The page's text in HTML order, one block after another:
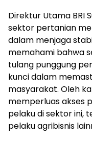
Direktur Utama BRI
sektor pertanian
dalam menjaga
memahami bahwa
tulang punggung
kunci dalam
masyarakat. Oleh
memperluas akses
pelaku di sektor ini,
pelaku agribisnis